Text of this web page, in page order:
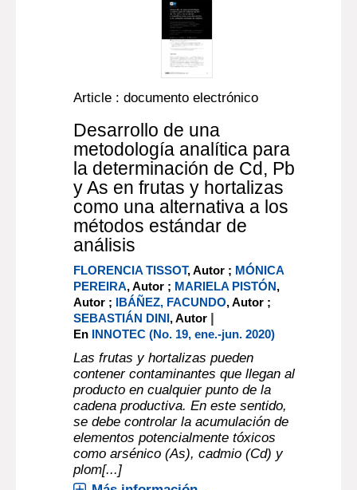
Article : documento electrónico
Desarrollo de una
metodología analítica para
la determinación de Cd, Pb
y As en frutas y hortalizas
como una alternativa a los
métodos estándar de
análisis
FLORENCIA TISSOT, Autor ; MÓNICA
PEREIRA, Autor ; MARIELA PISTÓN,
Autor ; IBÁÑEZ, FACUNDO, Autor ;
SEBASTIÁN DINI, Autor |
En INNOTEC (No. 19, ene.-jun. 2020)
Las frutas y hortalizas pueden
contener contaminantes que llegan al
producto en cualquier punto de la
cadena productiva. En este sentido,
se debe controlar la acumulación de
elementos potencialmente tóxicos
como arsénico (As), cadmio (Cd) y
plom[...]